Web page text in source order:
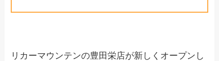
リカーマウンテンの豊田栄店が新しくオープンし